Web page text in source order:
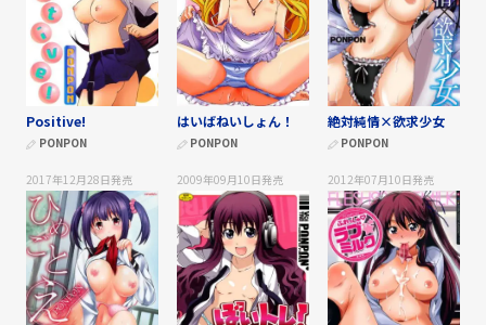
Positive!
PONPON
はいばねいしょん！
PONPON
絶対純情×欲求少女
PONPON
2017年12月28日発売 2009年09月10日発売 2012年07月10日発売